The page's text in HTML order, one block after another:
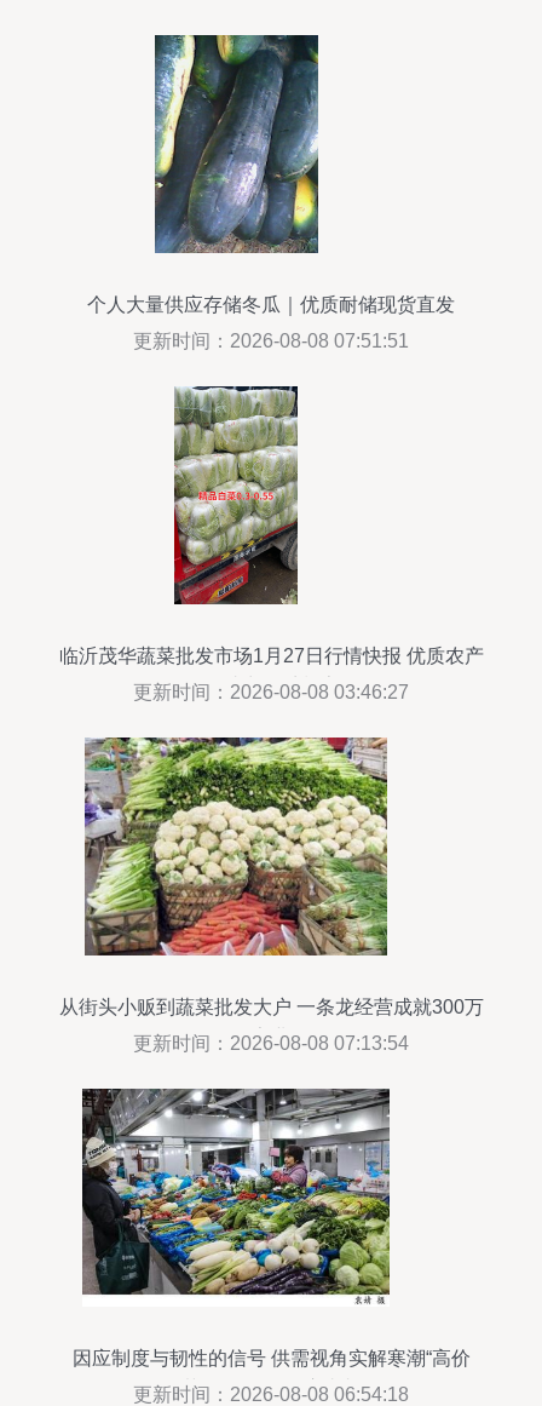
个人大量供应存储冬瓜｜优质耐储现货直发
更新时间：2026-08-08 07:51:51
临沂茂华蔬菜批发市场1月27日行情快报 优质农产
品助力春季餐桌
更新时间：2026-08-08 03:46:27
从街头小贩到蔬菜批发大户 一条龙经营成就300万
家业
更新时间：2026-08-08 07:13:54
因应制度与韧性的信号 供需视角实解寒潮“高价
菜”的全链条供应真相
更新时间：2026-08-08 06:54:18